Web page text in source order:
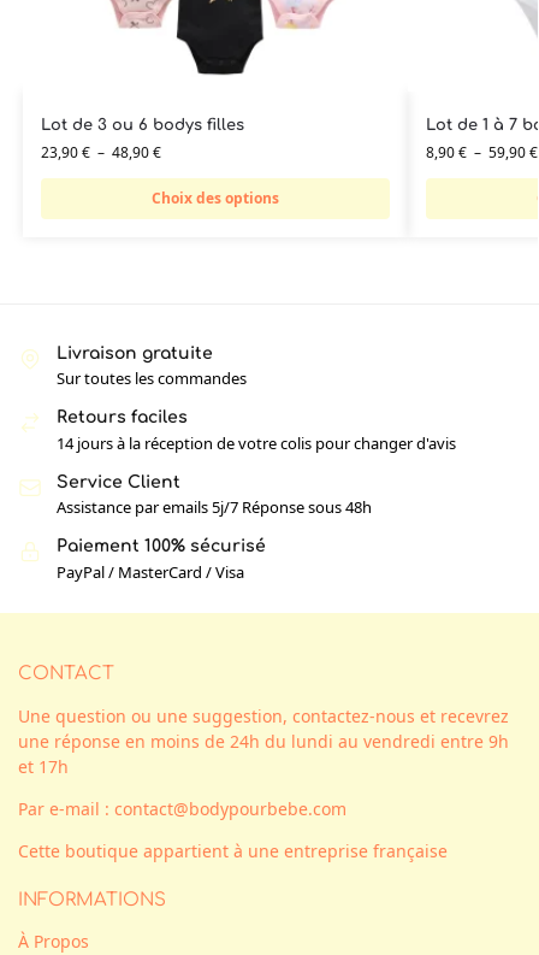
Lot de 3 ou 6 bodys filles
23,90€ – 48,90€
Choix des options
Lot de 1 à 7
8,90€ – 59,90€
Livraison gratuite
Sur toutes les commandes
Retours faciles
14 jours à la réception de votre colis pour changer d'avis
Service Client
Assistance par emails 5j/7 Réponse sous 48h
Paiement 100% sécurisé
PayPal / MasterCard / Visa
CONTACT
Une question ou une suggestion, contactez-nous et recevrez
une réponse en moins de 24h du lundi au vendredi entre 9h
et 17h
Par e-mail : contact@bodypourbebe.com
Cette boutique appartient à une entreprise française
INFORMATIONS
À Propos